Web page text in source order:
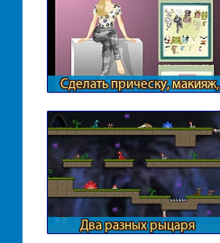
Сделать прическу, макияж,
Два разных рыцаря